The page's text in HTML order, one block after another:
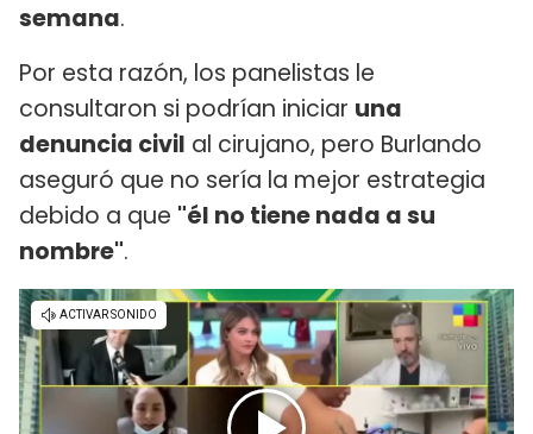
semana.
Por esta razón, los panelistas le
consultaron si podrían iniciar una
denuncia civil al cirujano, pero Burlando
aseguró que no sería la mejor estrategia
debido a que "él no tiene nada a su
nombre".